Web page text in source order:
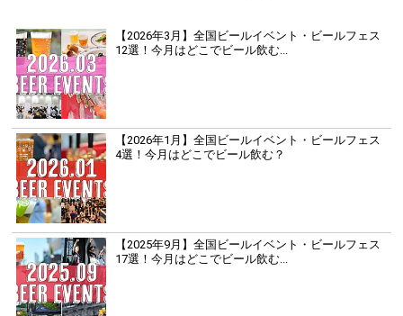
【2026年3月】全国ビールイベント・ビールフェス
12選！今月はどこでビール飲む...
【2026年1月】全国ビールイベント・ビールフェス
4選！今月はどこでビール飲む？
【2025年9月】全国ビールイベント・ビールフェス
17選！今月はどこでビール飲む...